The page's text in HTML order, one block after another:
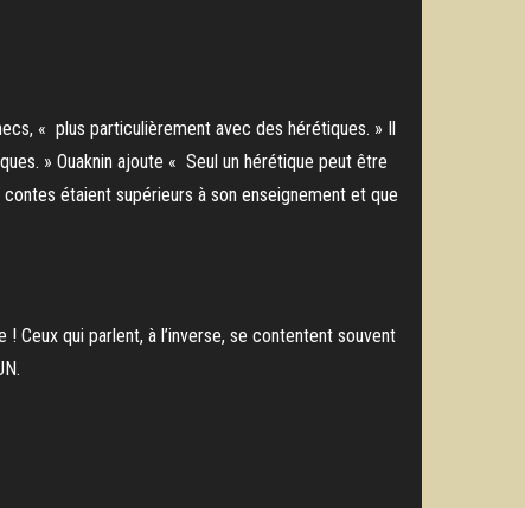
« plus particulièrement avec des hérétiques. » Il
» Ouaknin ajoute « Seul un hérétique peut être
étaient supérieurs à son enseignement et que
Ceux qui parlent, à l’inverse, se contentent souvent